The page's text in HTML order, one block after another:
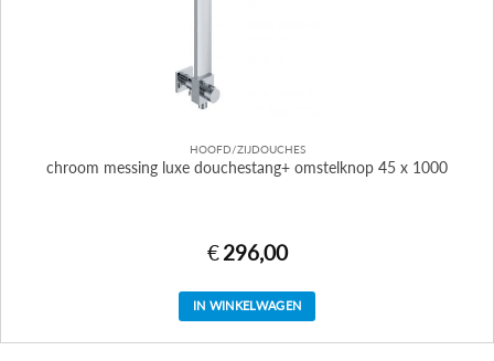
HOOFD/ZIJDOUCHES
chroom messing luxe douchestang+ omstelknop 45 x 1000
€ 296,00
IN WINKELWAGEN